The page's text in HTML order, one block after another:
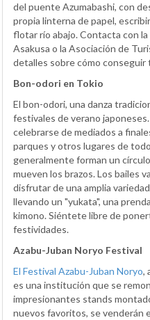
del puente Azumabashi, con
propia linterna de papel,
flotar río abajo. Contacta con
Asakusa o la Asociación de
detalles sobre cómo conseguir
Bon-odori en Tokio
El bon-odori, una danza
festivales de verano
celebrarse de mediados a
parques y otros lugares de
generalmente forman un
mueven los brazos. Los bailes
disfrutar de una amplia
llevando un "yukata", una
kimono. Siéntete libre de
festividades.
Azabu-Juban Noryo Festival
El Festival Azabu-Juban Noryo,
es una institución que se
impresionantes stands
nuevos favoritos, se venderán